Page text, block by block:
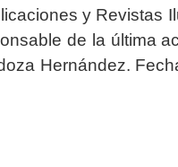
y Revistas
de la última
Hernández.